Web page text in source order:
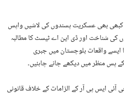
کبھی بھی عسکریت پسندوں کی لاشیں واپس
کی شناخت اور ڈی این اے ٹیسٹ کا مطالبہ
ایسے واقعات بلوچستان میں جبری
پس منظر میں دیکھے جانے چاہئیں۔
آئی ایس پی آر کے الزامات کے خلاف قانونی